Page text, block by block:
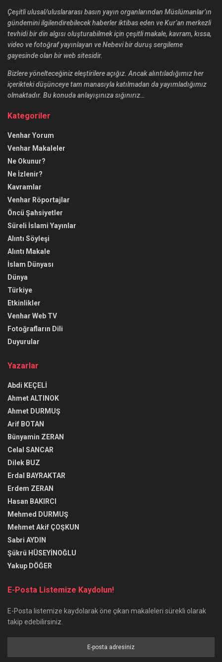
Çeşitli ulusal/uluslararası basın yayın organlarından Müslümanlar’ın
gündemini ilgilendirebilecek haberler iktibas eden ve Kur’an merkezli
tevhidi bir din algısı oluşturabilmek için çeşitli makale, kavram, kıssa,
video ve fotoğraf yayınlayan ve Nebevi bir duruş sergileme
gayesinde olan bir web sitesidir.
Bizlere yönelteceğiniz eleştirilere açığız. Ancak alıntıladığımız her
içerikteki düşünceye tam manasıyla katılmadan da yayımladığımız
olmaktadır. Bu konuda anlayışınıza sığınırız…
Kategoriler
Venhar Yorum
Venhar Makaleler
Ne Okunur?
Ne İzlenir?
Kavramlar
Venhar Röportajlar
Öncü Şahsiyetler
Süreli İslami Yayınlar
Alıntı Söyleşi
Alıntı Makale
İslam Dünyası
Dünya
Türkiye
Etkinlikler
Venhar Web TV
Fotoğrafların Dili
Duyurular
Yazarlar
Abdi KEÇELİ
Ahmet ALTINOK
Ahmet DURMUŞ
Arif BOTAN
Bünyamin ZERAN
Celal SANCAR
Dilek BUZ
Erdal BAYRAKTAR
Erdem ZERAN
Hasan BAKIRCI
Mehmed DURMUŞ
Mehmet Akif ÇOŞKUN
Sabri AYDIN
Şükrü HÜSEYİNOĞLU
Yakup DÖĞER
E-Posta Listemize Kaydolun!
E-Posta listemize kaydolarak öne çıkan makaleleri sürekli olarak
takip edebilirsiniz.